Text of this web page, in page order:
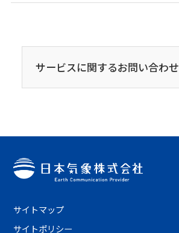
サービスに関するお問い合わせ
サイトマップ
サイトポリシー